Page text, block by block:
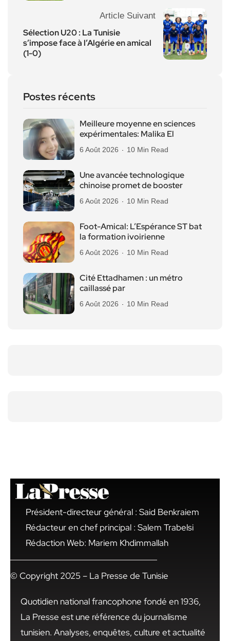
Article Suivant
Sélection U20 : La Tunisie
s’impose face à l’Algérie en amical
(1-0)
Postes récents
Meilleure moyenne en sciences
expérimentales: Malika El
6 Août 2026 10 Min Read
Une avancée technologique
chinoise promet de booster
6 Août 2026 10 Min Read
Foot-Amical: L’Espérance ST bat
la formation ivoirienne
6 Août 2026 10 Min Read
Cité Ettadhamen : un métro
caillassé par
6 Août 2026 10 Min Read
Président-directeur général : Said Benkraiem
Rédacteur en chef principal : Salem Trabelsi
Rédaction Web: Mariem Khdimmallah
© Copyright 2025 – La Presse de Tunisie
Quotidien national francophone fondé en 1936,
La Presse est une référence du journalisme
tunisien. Analyses, enquêtes, culture et actualité